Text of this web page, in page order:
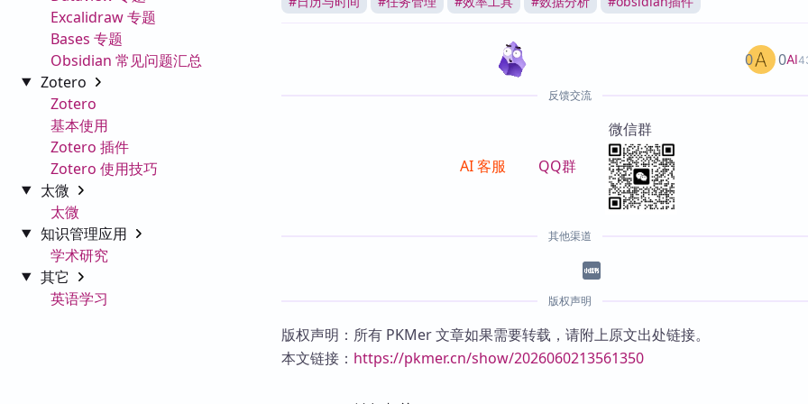
Excalidraw 专题
Bases 专题
Obsidian 常见问题汇总
Zotero
Zotero
基本使用
Zotero 插件
Zotero 使用技巧
太微
太微
知识管理应用
学术研究
其它
英语学习
AI
0 0
反馈交流
AI 客服 QQ群
微信群
其他渠道
版权声明
版权声明：所有 PKMer 文章如果需要转载，请附上原文出处链接。
本文链接： https://pkmer.cn/show/2026060213561350